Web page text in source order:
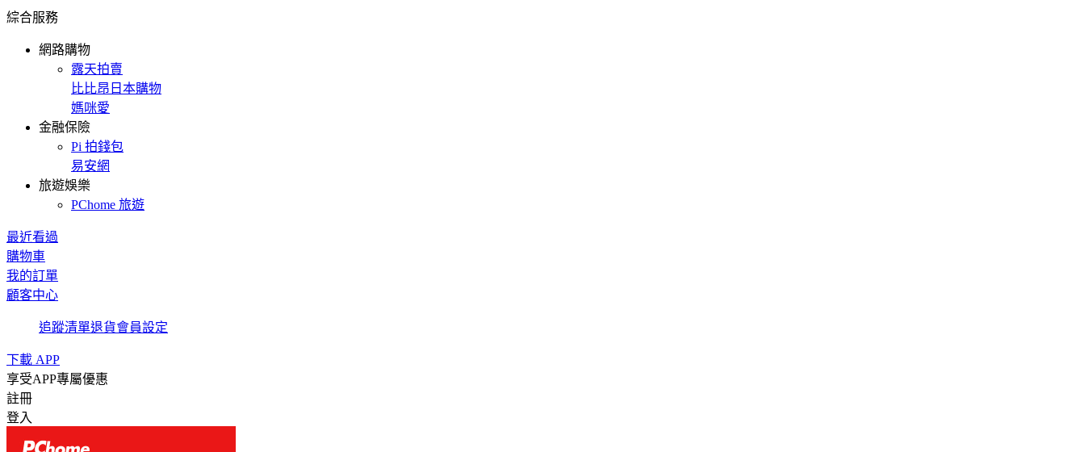
綜合服務
網路購物
露天拍賣
比比昂日本購物
媽咪愛
金融保險
Pi 拍錢包
易安網
旅遊娛樂
PChome 旅遊
最近看過
購物車
我的訂單
顧客中心
追蹤清單退貨會員設定
下載 APP
享受APP專屬優惠
註冊
登入